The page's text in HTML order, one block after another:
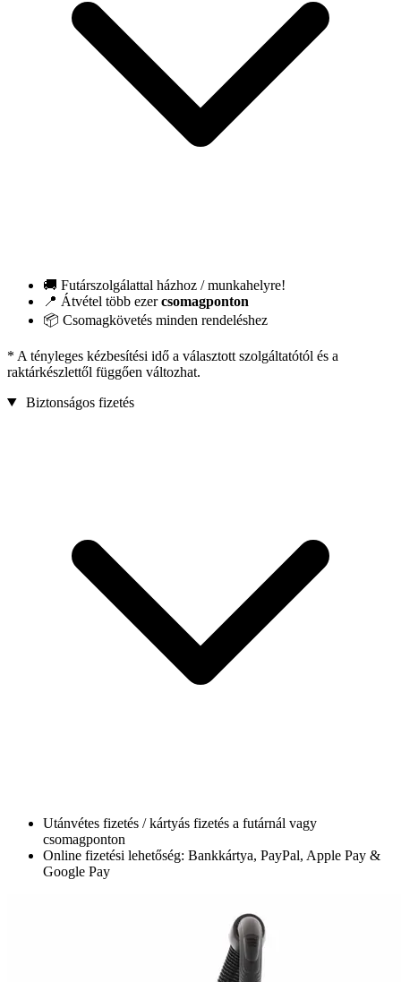
🚚 Futárszolgálattal házhoz / munkahelyre!
📍 Átvétel több ezercsomagponton
📦 Csomagkövetés minden rendeléshez
* A tényleges kézbesítési idő a választott szolgáltatótól és a
raktárkészlettől függően változhat.
Biztonságos fizetés
Utánvétes fizetés / kártyás fizetés a futárnál vagy
csomagponton
Online fizetési lehetőség: Bankkártya, PayPal, Apple Pay &
Google Pay